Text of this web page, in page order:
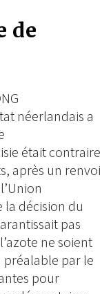
de
néerlandais a
était contraire
après un renvoi
la décision du
pas
ne soient
préalable par le
pour